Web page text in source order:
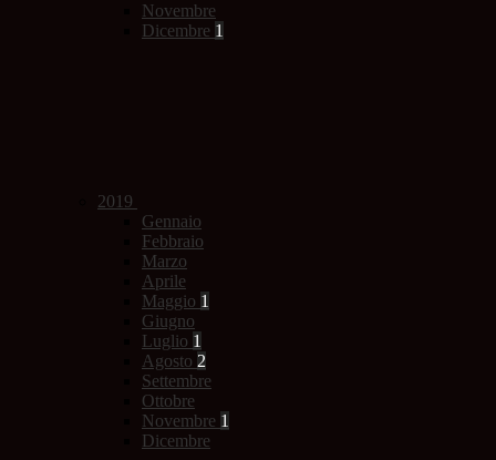
Novembre
Dicembre 1
2019
Gennaio
Febbraio
Marzo
Aprile
Maggio 1
Giugno
Luglio 1
Agosto 2
Settembre
Ottobre
Novembre 1
Dicembre